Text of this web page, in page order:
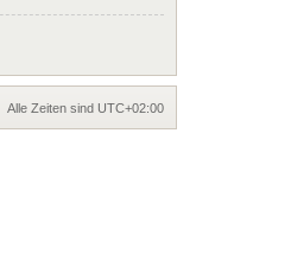
Alle Zeiten sind UTC+02:00